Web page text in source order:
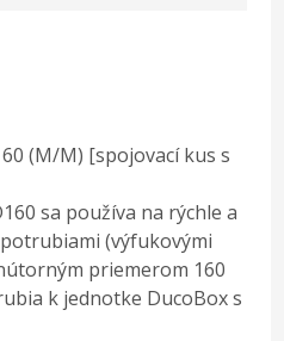
(M/M) [spojovací kus s
sa používa na rýchle a
(výfukovými
priemerom 160
k jednotke DucoBox s